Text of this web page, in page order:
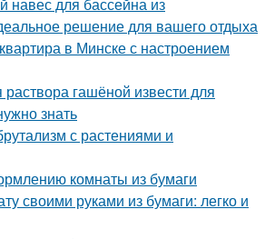
навес для бассейна из
решение для вашего отдыха
в Минске с настроением
гашёной извести для
знать
с растениями и
комнаты из бумаги
своими руками из бумаги: легко и